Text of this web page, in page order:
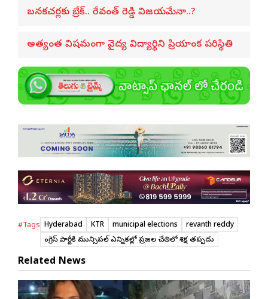
బనకచర్లకు బ్రేక్.. రేవంత్ రెడ్డి విజయమేనా..?
అత్యంత విషమంగా వైద్య విద్యార్థిని ప్రియాంక పరిస్థితి
#Tags Hyderabad KTR municipal elections
revanth reddy
కాంగ్రెస్ పార్టీకి మున్సిపల్ ఎన్నికల్లో ప్రజల చేతిలో శిక్ష తప్పదు
Related News